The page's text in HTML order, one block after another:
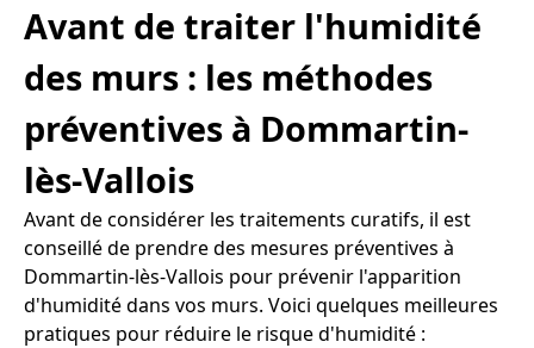
Avant de traiter l'humidité
des murs : les méthodes
préventives à Dommartin-
lès-Vallois
Avant de considérer les traitements curatifs, il est
conseillé de prendre des mesures préventives à
Dommartin-lès-Vallois pour prévenir l'apparition
d'humidité dans vos murs. Voici quelques meilleures
pratiques pour réduire le risque d'humidité :